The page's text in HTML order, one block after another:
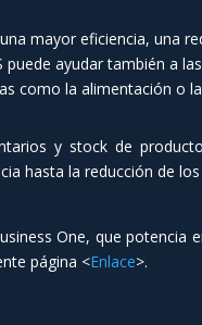
mayor eficiencia, una
ayudar también a
como la alimentación o
y stock de
hasta la reducción de
One, que potencia
página <Enlace>.